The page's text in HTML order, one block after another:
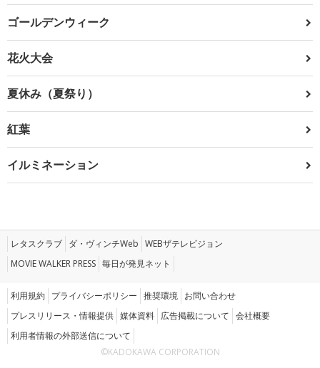
ゴールデンウィーク
花火大会
夏休み（夏祭り）
紅葉
イルミネーション
レタスクラブ ダ・ヴィンチWeb WEBザテレビジョン
MOVIE WALKER PRESS 毎日が発見ネット
利用規約 プライバシーポリシー 推奨環境 お問い合わせ
プレスリリース・情報提供 媒体資料 広告掲載について 会社概要
利用者情報の外部送信について
©KADOKAWA CORPORATION